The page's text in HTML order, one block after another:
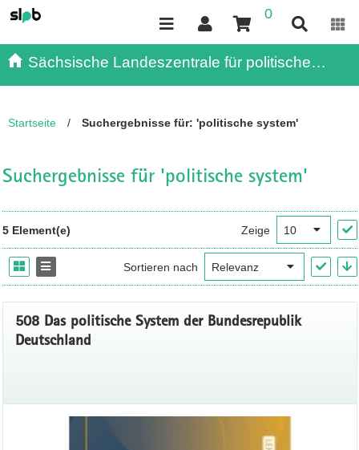
0
Sächsische Landeszentrale für politische
Startseite / Suchergebnisse für: 'politische system'
Suchergebnisse für 'politische system'
5 Element(e) Zeige
Sortieren nach
508 Das politische System der Bundesrepublik
Deutschland